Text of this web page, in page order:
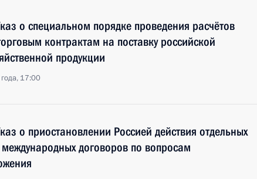
о специальном порядке проведения расчётов
контрактам на поставку российской
продукции
17:00
о приостановлении Россией действия отдельных
договоров по вопросам